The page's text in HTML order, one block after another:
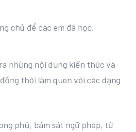
chủ để các em đã học.
những nội dung kiến thức và
thời làm quen với các dạng
phú, bám sát ngữ pháp, từ